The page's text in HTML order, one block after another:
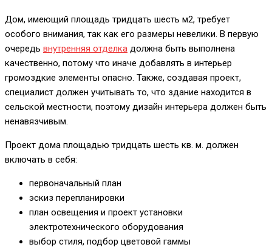
Дом, имеющий площадь тридцать шесть м2, требует
особого внимания, так как его размеры невелики. В первую
очередь внутренняя отделка должна быть выполнена
качественно, потому что иначе добавлять в интерьер
громоздкие элементы опасно. Также, создавая проект,
специалист должен учитывать то, что здание находится в
сельской местности, поэтому дизайн интерьера должен быть
ненавязчивым.
Проект дома площадью тридцать шесть кв. м. должен
включать в себя:
первоначальный план
эскиз перепланировки
план освещения и проект установки
электротехнического оборудования
выбор стиля, подбор цветовой гаммы